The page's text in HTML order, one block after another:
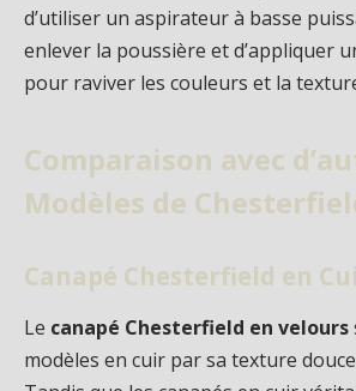
d’utiliser un aspirateur à basse
enlever la poussière et d’appliquer
pour raviver les couleurs et la
Comparaison avec
Modèles de
Canapé Chesterfield en
Le canapé Chesterfield en velours
modèles en cuir par sa texture